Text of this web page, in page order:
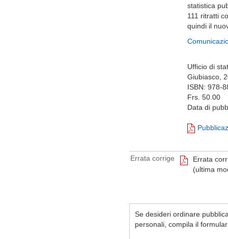
statistica
111 ritratti
quindi il
Ufficio di
Giubiasco,
ISBN: 978-
Frs. 50.00
Data di
Errata corrige
Errata
(ultima
Se desideri ordinare
personali, compila il